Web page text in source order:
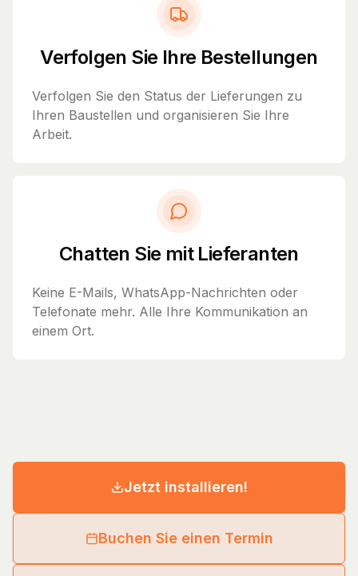
Verfolgen Sie Ihre Bestellungen
Verfolgen Sie den Status der Lieferungen zu
Ihren Baustellen und organisieren Sie Ihre
Arbeit.
Chatten Sie mit Lieferanten
Keine E-Mails, WhatsApp-Nachrichten oder
Telefonate mehr. Alle Ihre Kommunikation an
einem Ort.
Jetzt installieren!
Buchen Sie einen Termin